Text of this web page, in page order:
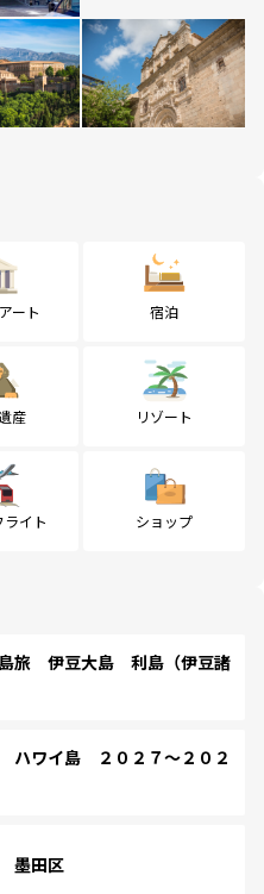
ート 宿泊
産 リゾート
イト ショップ
旅 伊豆大島 利島（伊豆諸
ワイ島 ２０２７～２０２
墨田区